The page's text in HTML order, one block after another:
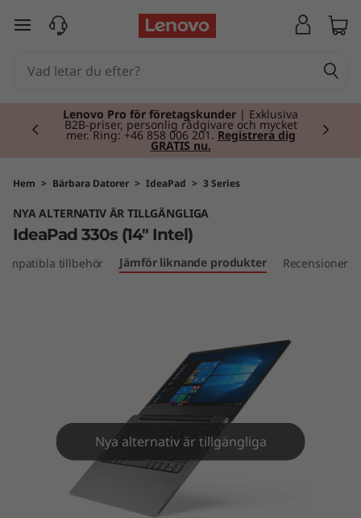
a
d
3
hoppa vidare till huvudinnehållet
Lenovo Pro för företagskunder | Exklusiva
B2B-priser, personlig rådgivare och mycket
mer. Ring: +46 858 006 201. Registrera dig
GRATIS nu.
Currently displaying item 2 of 2
Hem > Bärbara Datorer > IdeaPad > 3 Series
NYA ALTERNATIV ÄR TILLGÄNGLIGA
IdeaPad 330s (14" Intel)
tillbehör Jämför liknande produkter Recensioner
Nya alternativ är tillgängliga